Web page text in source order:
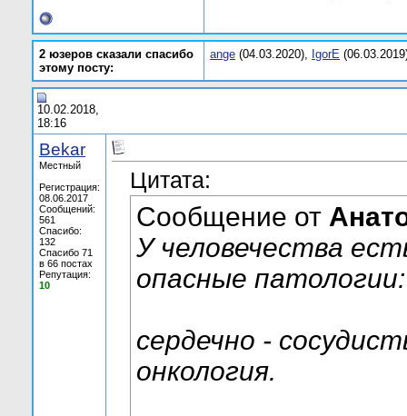
2 юзеров сказали спасибо
этому посту:
ange (04.03.2020), IgorE
10.02.2018,
18:16
Bekar
Местный
Регистрация:
08.06.2017
Сообщений:
561
Спасибо:
132
Спасибо 71
в 66 постах
Репутация:
10
Цитата:
Сообщение от
У человечества
опасные патологии:
сердечно -
онкология.